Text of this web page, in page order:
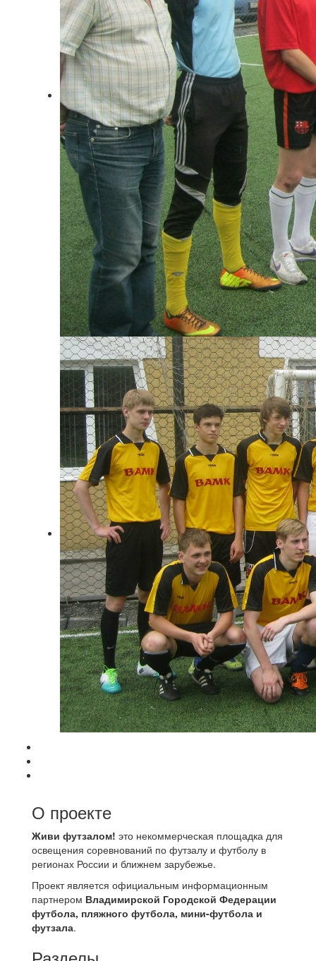
О проекте
Живи футзалом! это некоммерческая площадка для
освещения соревнований по футзалу и футболу в
регионах России и ближнем зарубежье.
Проект является официальным информационным
партнером Владимирской Городской Федерации
футбола, пляжного футбола, мини-футбола и
футзала.